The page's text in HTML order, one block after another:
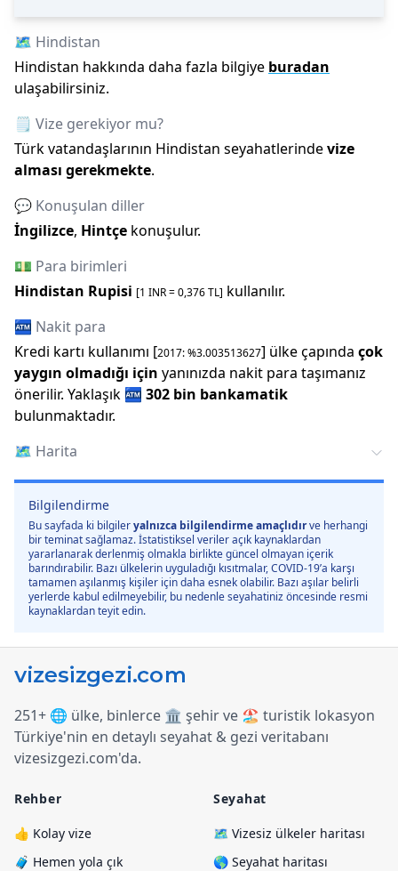
🗺️ Hindistan
Hindistan hakkında daha fazla bilgiye buradan
ulaşabilirsiniz.
🗒️ Vize gerekiyor mu?
Türk vatandaşlarının Hindistan seyahatlerindevize
alması gerekmekte.
💬 Konuşulan diller
İngilizce, Hintçe konuşulur.
💵 Para birimleri
Hindistan Rupisi [1 INR=0,376TL] kullanılır.
🏧 Nakit para
Kredi kartı kullanımı [2017: %3.003513627] ülke çapında çok
yaygın olmadığı için yanınızda nakit para taşımanız
önerilir. Yaklaşık 🏧 302 bin bankamatik
bulunmaktadır.
🗺️ Harita
Bilgilendirme
Bu sayfada ki bilgileryalnızca bilgilendirme amaçlıdırve herhangi
bir teminat sağlamaz. İstatistiksel veriler açık kaynaklardan
yararlanarak derlenmiş olmakla birlikte güncel olmayan içerik
barındırabilir. Bazı ülkelerin uyguladığı kısıtmalar, COVID-19’a karşı
tamamen aşılanmış kişiler için daha esnek olabilir. Bazı aşılar belirli
yerlerde kabul edilmeyebilir, bu nedenle seyahatiniz öncesinde resmi
kaynaklardan teyit edin.
251+ 🌐 ülke, binlerce 🏛️ şehir ve 🏖️ turistik lokasyon
Türkiye'nin en detaylı seyahat & gezi veritabanı
vizesizgezi.com'da.
Rehber
👍 Kolay vize
🧳 Hemen yola çık
Seyahat
🗺️ Vizesiz ülkeler haritası
🌎 Seyahat haritası